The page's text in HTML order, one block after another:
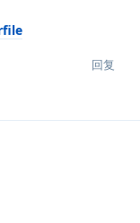
回复